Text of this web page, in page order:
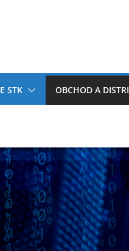
STK OBCHOD A